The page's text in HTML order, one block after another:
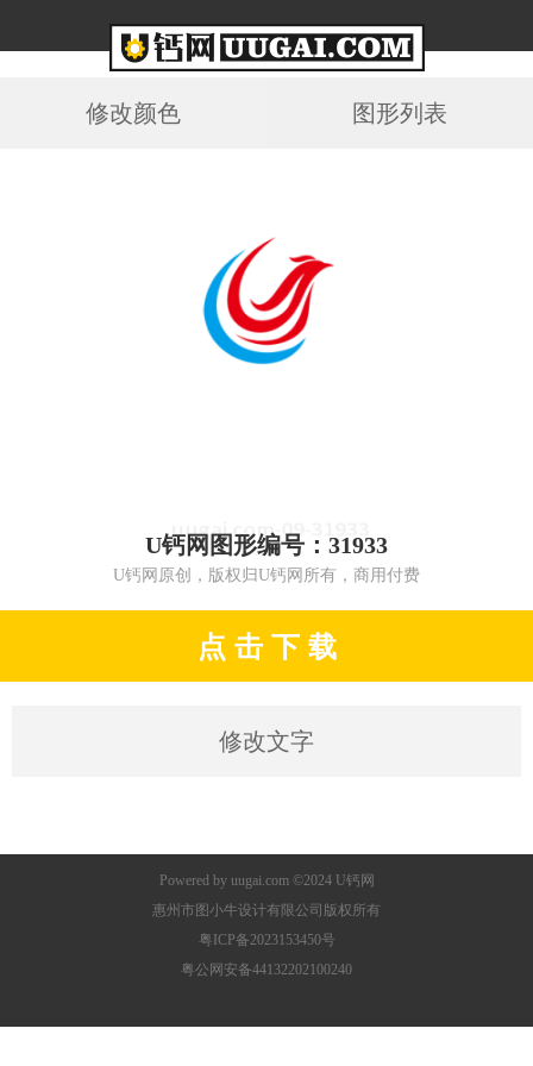
修改颜色 图形列表
U钙网图形编号：31933
U钙网原创，版权归U钙网所有，商用付费
点 击 下 载
修改文字
Powered by uugai.com©2024 U钙网
惠州市图小牛设计有限公司版权所有
粤ICP备2023153450号
粤公网安备44132202100240